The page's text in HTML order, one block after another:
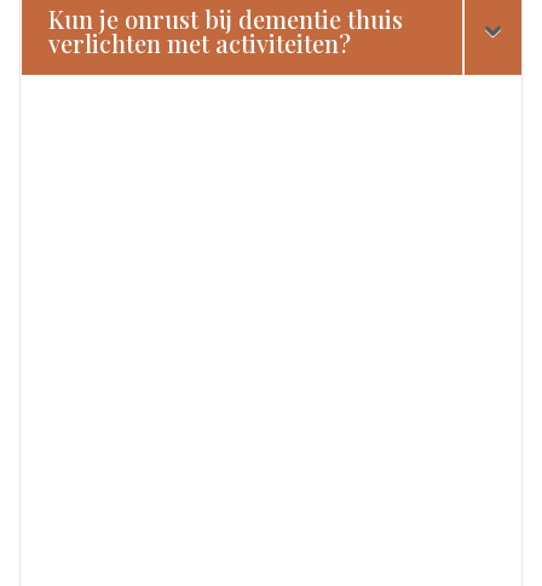
Kun je onrust bij dementie thuis
verlichten met activiteiten?